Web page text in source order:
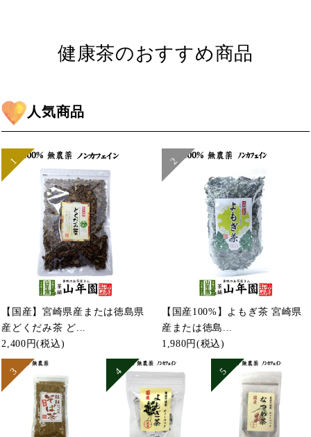
健康茶のおすすめ商品
人気商品
【国産】宮崎県産または徳島県
産どくだみ茶 ど...
2,400円(税込)
【国産100%】よもぎ茶 宮崎県
産または徳島...
1,980円(税込)